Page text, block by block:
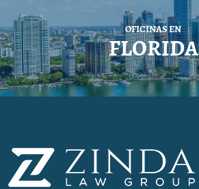
OFICINAS EN
FLORIDA